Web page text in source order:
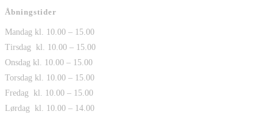
Åbningstider
Mandag kl. 10.00 – 15.00
Tirsdag kl. 10.00 – 15.00
Onsdag kl. 10.00 – 15.00
Torsdag kl. 10.00 – 15.00
Fredag kl. 10.00 – 15.00
Lørdag kl. 10.00 – 14.00